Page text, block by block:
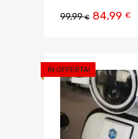
99,99€ 84,99 €
IN OFFERTA!